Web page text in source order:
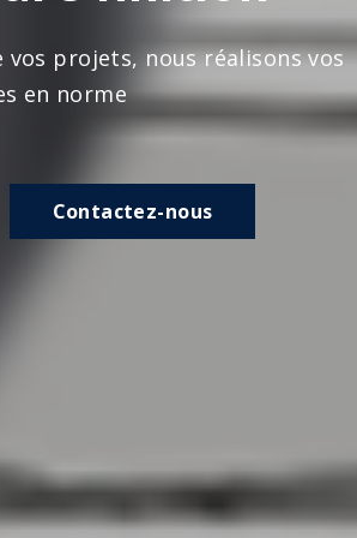
projets, nous réalisons vos
en norme
Contactez-nous